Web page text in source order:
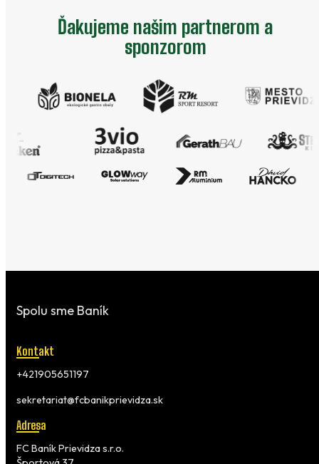
Ďakujeme našim partnerom a
sponzorom
Spolu sme Baník
Kontakt
+421905651197
sekretariat@fcbanikprievidza.sk
Adresa
FC Baník Prievidza s.r.o.